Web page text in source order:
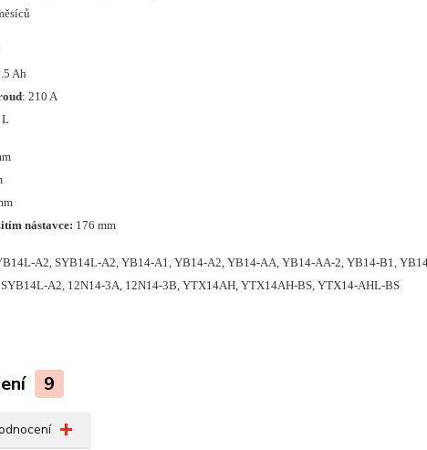
Ah
: 210 A
L
nástavce: 176 mm
A2, SYB14L-A2, YB14-A1, YB14-A2, YB14-AA, YB14-AA-2, YB14-B1,
A2, 12N14-3A, 12N14-3B, YTX14AH, YTX14AH-BS, YTX14-AHL-BS
9